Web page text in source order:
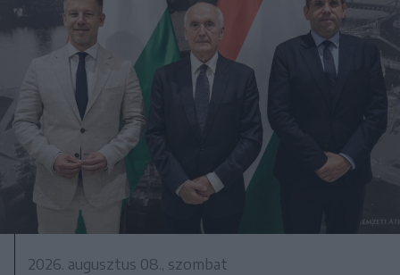
2026. augusztus 08., szombat